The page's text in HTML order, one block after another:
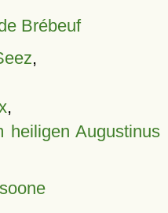
Brébeuf
,
,
heiligen Augustinus